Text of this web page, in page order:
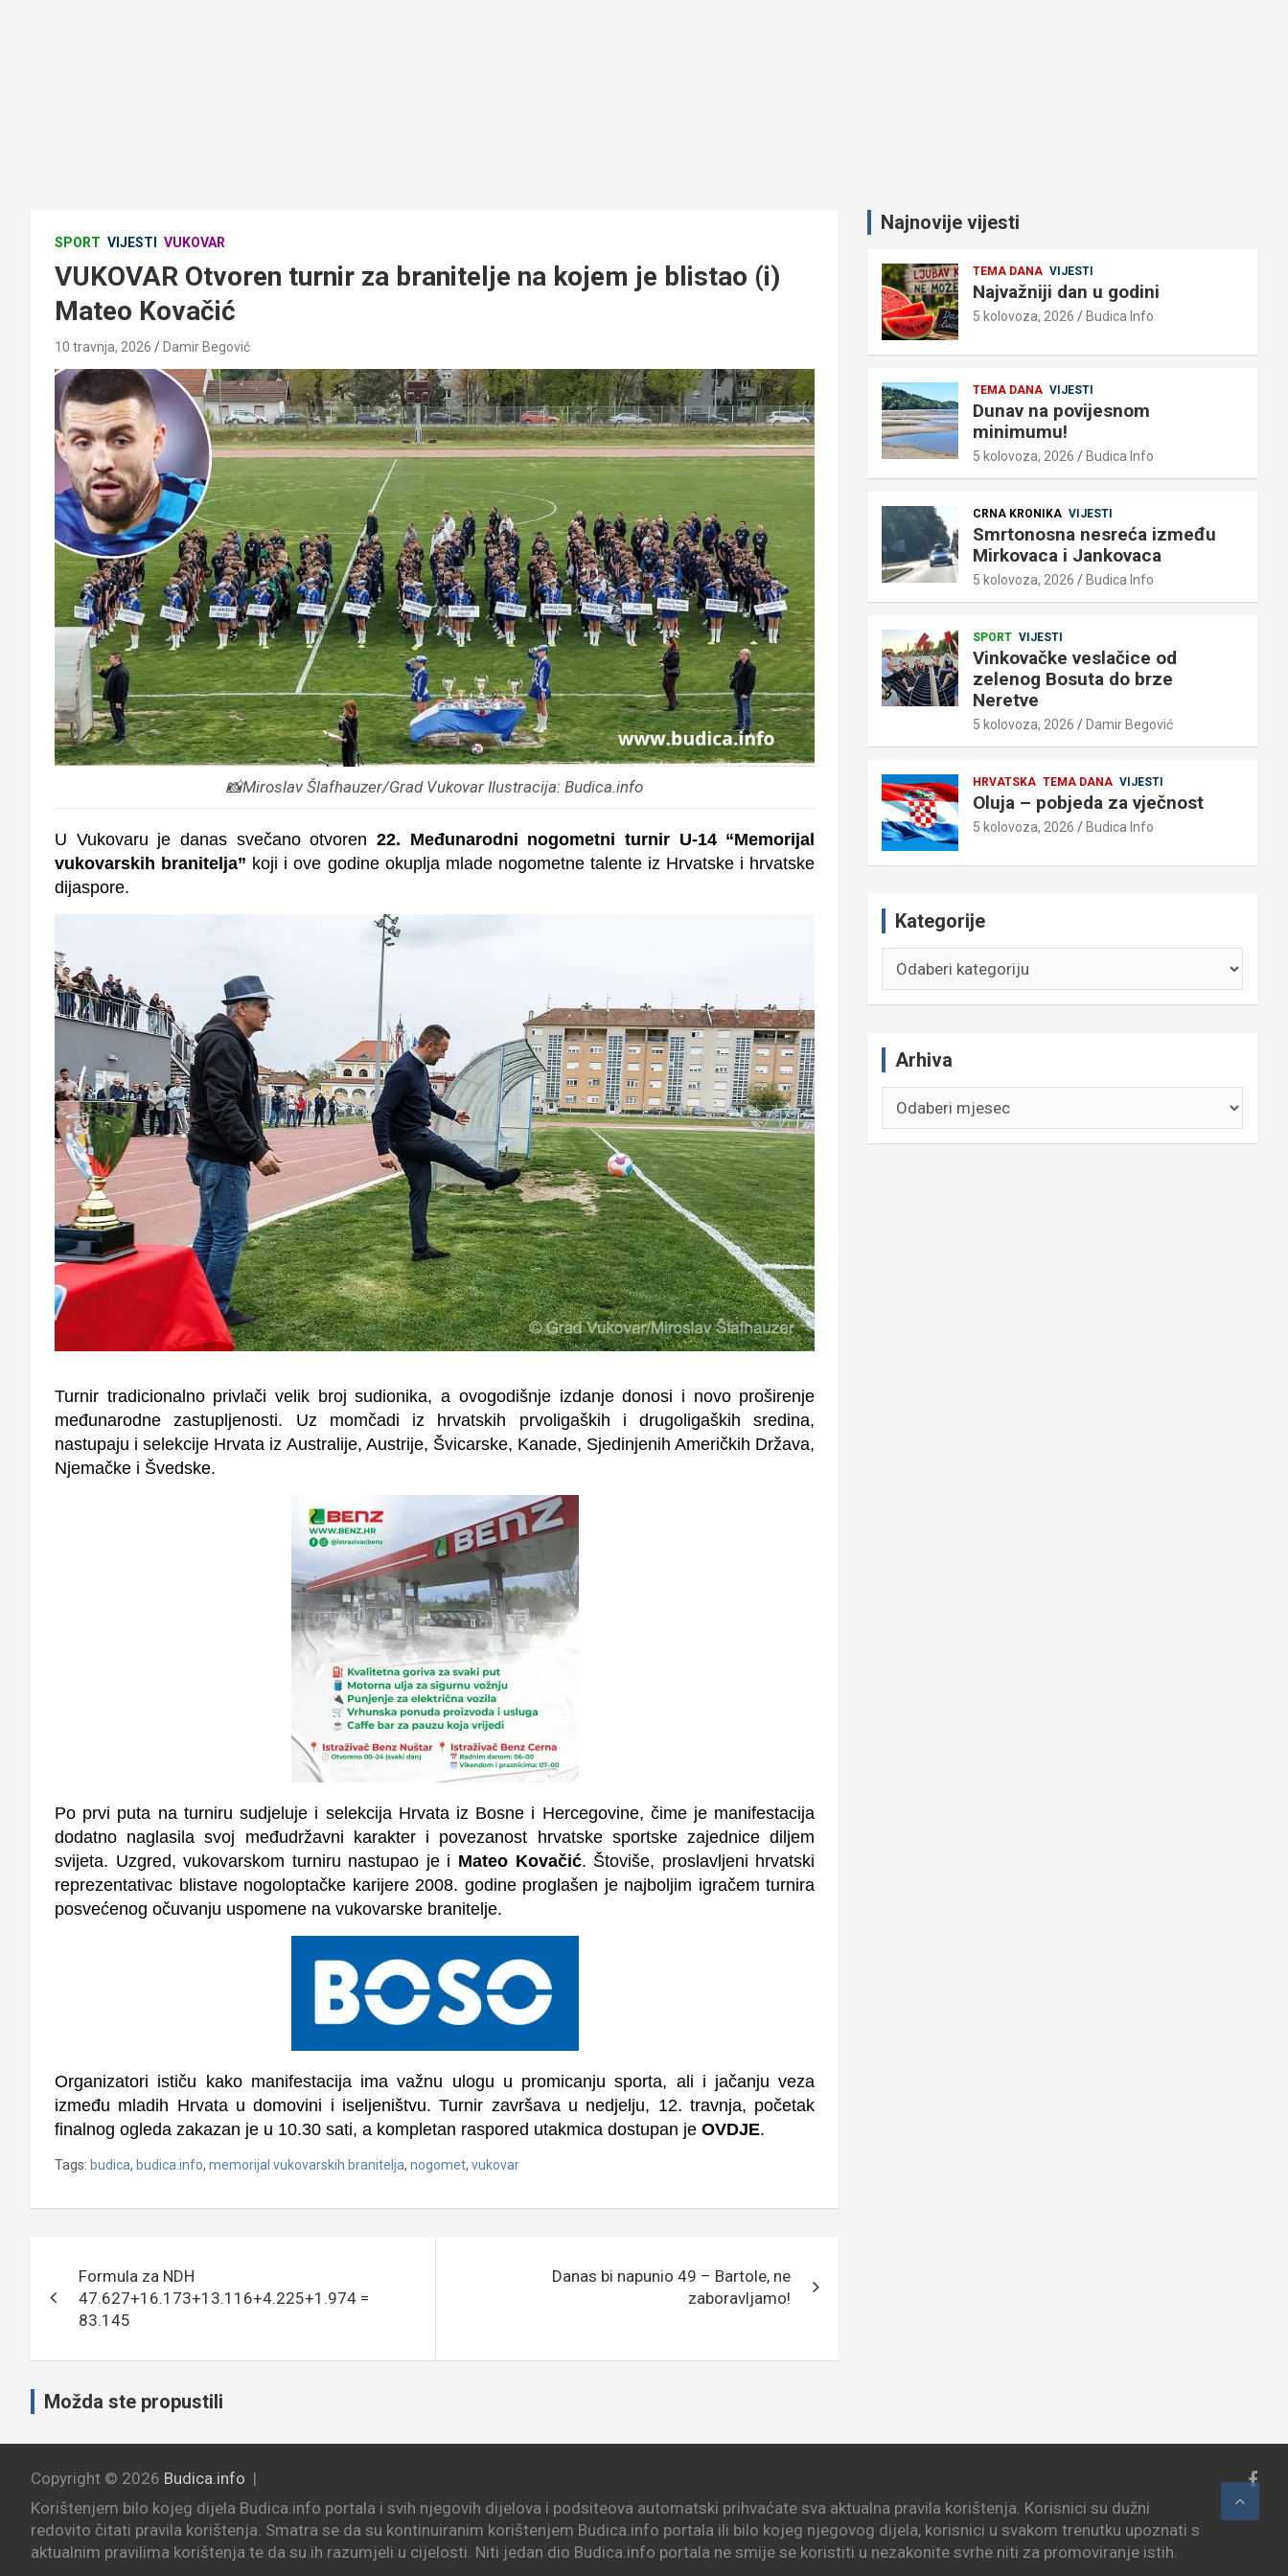
SPORT VIJESTI VUKOVAR
VUKOVAR Otvoren turnir za branitelje na kojem je blistao (i)
Mateo Kovačić
10 travnja, 2026 Damir Begović
📸Miroslav Šlafhauzer/Grad Vukovar Ilustracija: Budica.info
U Vukovaru je danas svečano otvoren 22. Međunarodni nogometni turnir U-14 “Memorijal
vukovarskih branitelja” koji i ove godine okuplja mlade nogometne talente iz Hrvatske i hrvatske
dijaspore.
Turnir tradicionalno privlači velik broj sudionika, a ovogodišnje izdanje donosi i novo proširenje
međunarodne zastupljenosti. Uz momčadi iz hrvatskih prvoligaških i drugoligaških sredina,
nastupaju i selekcije Hrvata iz Australije, Austrije, Švicarske, Kanade, Sjedinjenih Američkih Država,
Njemačke i Švedske.
Po prvi puta na turniru sudjeluje i selekcija Hrvata iz Bosne i Hercegovine, čime je manifestacija
dodatno naglasila svoj međudržavni karakter i povezanost hrvatske sportske zajednice diljem
svijeta. Uzgred, vukovarskom turniru nastupao je i Mateo Kovačić. Štoviše, proslavljeni hrvatski
reprezentativac blistave nogoloptačke karijere 2008. godine proglašen je najboljim igračem turnira
posvećenog očuvanju uspomene na vukovarske branitelje.
Organizatori ističu kako manifestacija ima važnu ulogu u promicanju sporta, ali i jačanju veza
između mladih Hrvata u domovini i iseljeništvu.Turnir završava u nedjelju, 12. travnja, početak
finalnog ogleda zakazan je u 10.30 sati, a kompletan raspored utakmica dostupan je OVDJE.
Tags: budica, budica.info, memorijal vukovarskih branitelja, nogomet, vukovar
objava
Formula za NDH
47.627+16.173+13.116+4.225+1.974 =
83.145
Danas bi napunio 49 – Bartole, ne
zaboravljamo!
Najnovije vijesti
TEMA DANA VIJESTI
Najvažniji dan u godini
5 kolovoza, 2026 Budica Info
TEMA DANA VIJESTI
Dunav na povijesnom
minimumu!
5 kolovoza, 2026 Budica Info
CRNA KRONIKA VIJESTI
Smrtonosna nesreća između
Mirkovaca i Jankovaca
5 kolovoza, 2026 Budica Info
SPORT VIJESTI
Vinkovačke veslačice od
zelenog Bosuta do brze
Neretve
5 kolovoza, 2026 Damir Begović
HRVATSKA TEMA DANA VIJESTI
Oluja – pobjeda za vječnost
5 kolovoza, 2026 Budica Info
Kategorije
Arhiva
Možda ste propustili
Copyright © 2026 Budica.info
Korištenjem bilo kojeg dijela Budica.info portala i svih njegovih dijelova i podsiteova automatski prihvaćate sva aktualna pravila korištenja. Korisnici su dužni
redovito čitati pravila korištenja. Smatra se da su kontinuiranim korištenjem Budica.info portala ili bilo kojeg njegovog dijela, korisnici u svakom trenutku upoznati s
aktualnim pravilima korištenja te da su ih razumjeli u cijelosti. Niti jedan dio Budica.info portala ne smije se koristiti u nezakonite svrhe niti za promoviranje istih.